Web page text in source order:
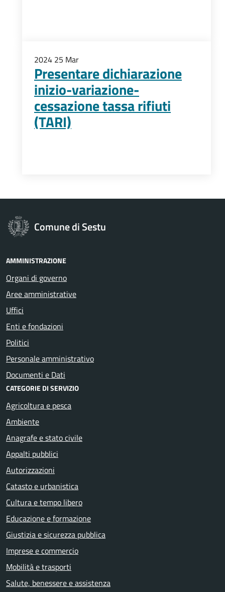
2024 25 Mar
Presentare dichiarazione
inizio-variazione-
cessazione tassa rifiuti
(TARI)
Comune di Sestu
AMMINISTRAZIONE
Organi di governo
Aree amministrative
Uffici
Enti e fondazioni
Politici
Personale amministrativo
Documenti e Dati
CATEGORIE DI SERVIZIO
Agricoltura e pesca
Ambiente
Anagrafe e stato civile
Appalti pubblici
Autorizzazioni
Catasto e urbanistica
Cultura e tempo libero
Educazione e formazione
Giustizia e sicurezza pubblica
Imprese e commercio
Mobilità e trasporti
Salute, benessere e assistenza